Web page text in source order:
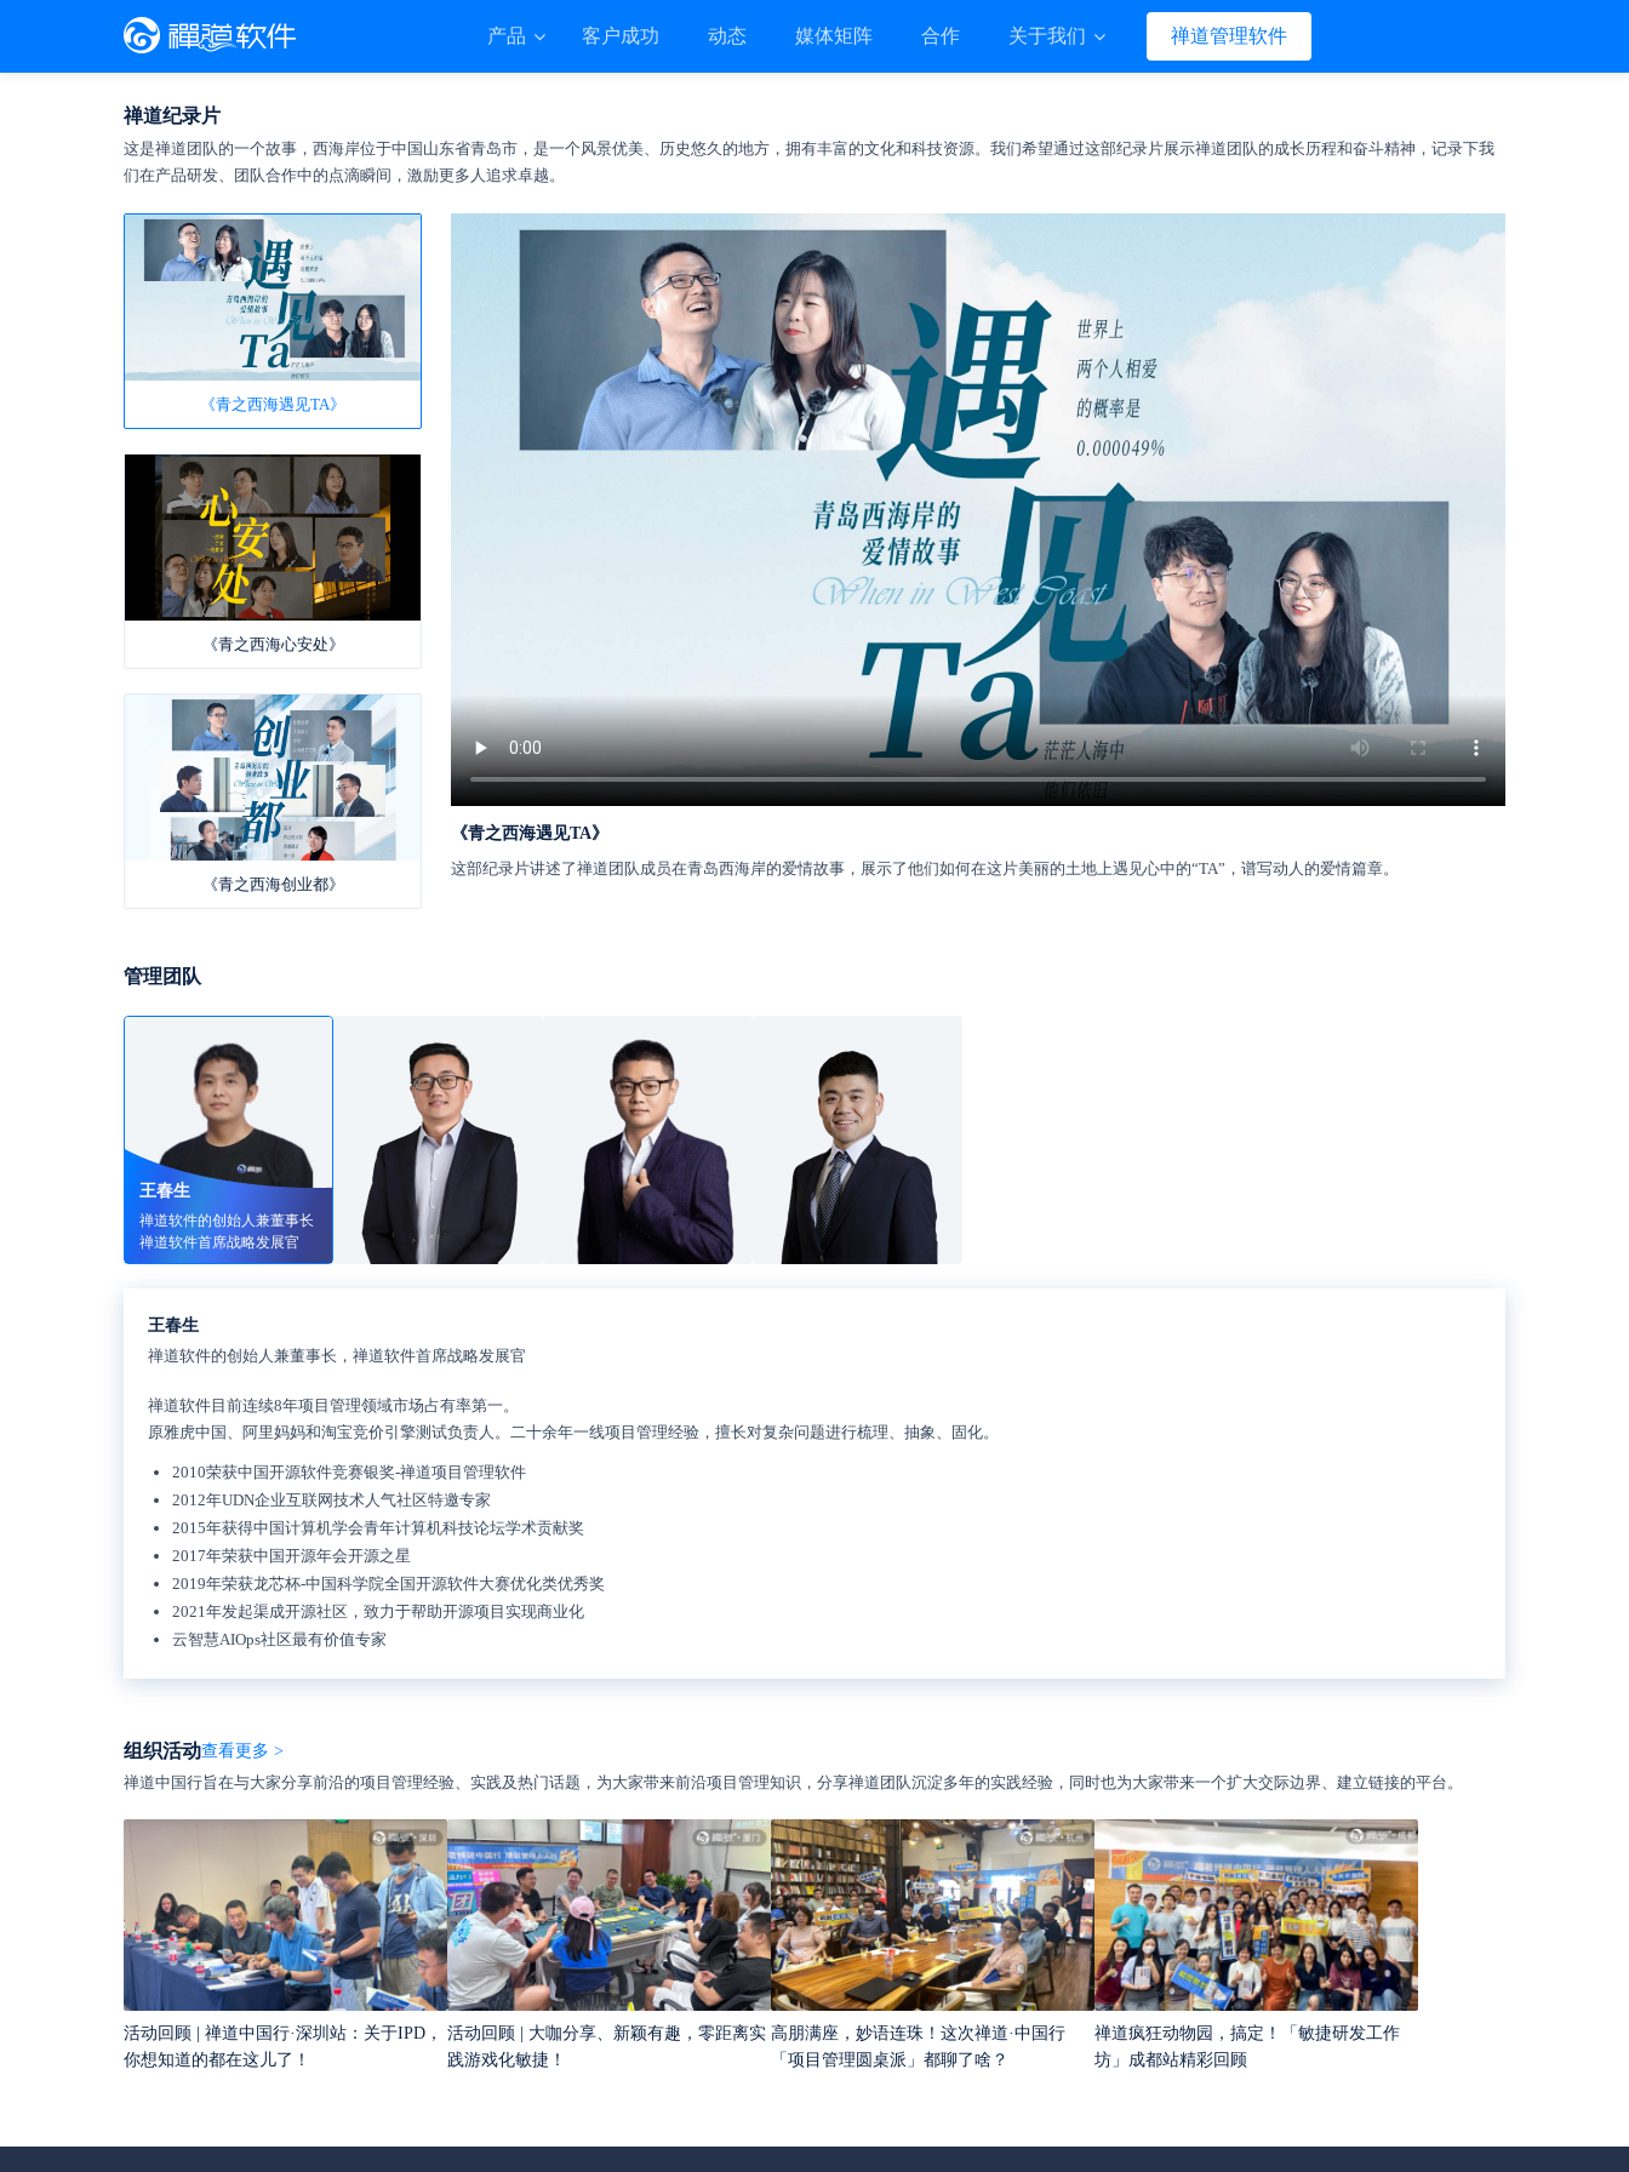
产品 客户成功 动态 媒体矩阵 合作 关于我们 禅道管理软件
禅道纪录片
这是禅道团队的一个故事，西海岸位于中国山东省青岛市，是一个风景优美、历史悠久的地方，拥有丰富的文化和科技资源。我们希望通过这部纪录片展示禅道团队的成长历程和奋斗精神，记录下我
们在产品研发、团队合作中的点滴瞬间，激励更多人追求卓越。
《青之西海遇见TA》
《青之西海心安处》
《青之西海创业都》
《青之西海遇见TA》
这部纪录片讲述了禅道团队成员在青岛西海岸的爱情故事，展示了他们如何在这片美丽的土地上遇见心中的“TA”，谱写动人的爱情篇章。
管理团队
王春生
禅道软件的创始人兼董事长
禅道软件首席战略发展官
王春生
禅道软件的创始人兼董事长，禅道软件首席战略发展官
禅道软件目前连续8年项目管理领域市场占有率第一。
原雅虎中国、阿里妈妈和淘宝竞价引擎测试负责人。二十余年一线项目管理经验，擅长对复杂问题进行梳理、抽象、固化。
2010荣获中国开源软件竞赛银奖-禅道项目管理软件
2012年UDN企业互联网技术人气社区特邀专家
2015年获得中国计算机学会青年计算机科技论坛学术贡献奖
2017年荣获中国开源年会开源之星
2019年荣获龙芯杯-中国科学院全国开源软件大赛优化类优秀奖
2021年发起渠成开源社区，致力于帮助开源项目实现商业化
云智慧AIOps社区最有价值专家
组织活动查看更多 >
禅道中国行旨在与大家分享前沿的项目管理经验、实践及热门话题，为大家带来前沿项目管理知识，分享禅道团队沉淀多年的实践经验，同时也为大家带来一个扩大交际边界、建立链接的平台。
活动回顾 | 禅道中国行·深圳站：关于IPD，
你想知道的都在这儿了！
活动回顾 | 大咖分享、新颖有趣，零距离实
践游戏化敏捷！
高朋满座，妙语连珠！这次禅道·中国行
「项目管理圆桌派」都聊了啥？
禅道疯狂动物园，搞定！「敏捷研发工作
坊」成都站精彩回顾